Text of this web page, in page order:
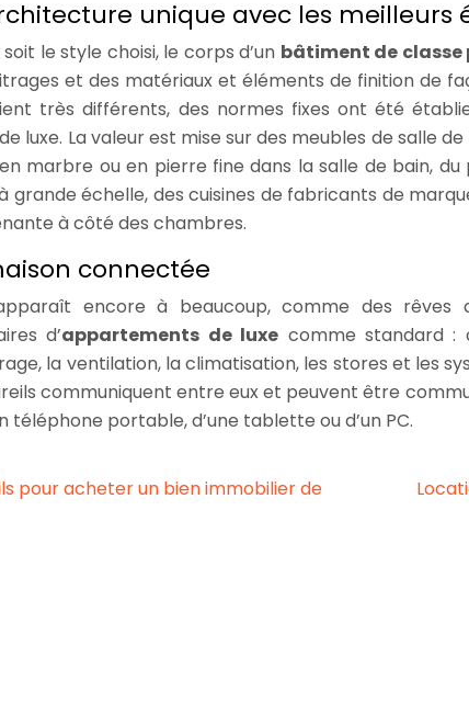
unique avec les meilleurs
le style choisi, le corps d’un bâtiment de classe
et des matériaux et éléments de finition de
très différents, des normes fixes ont été
luxe. La valeur est mise sur des meubles de salle
marbre ou en pierre fine dans la salle de bain,
grande échelle, des cuisines de fabricants de
à côté des chambres.
connectée
encore à beaucoup, comme des rêves
d’appartements de luxe comme standard :
la ventilation, la climatisation, les stores et les
communiquent entre eux et peuvent être
téléphone portable, d’une tablette ou d’un PC.
pour acheter un bien immobilier de